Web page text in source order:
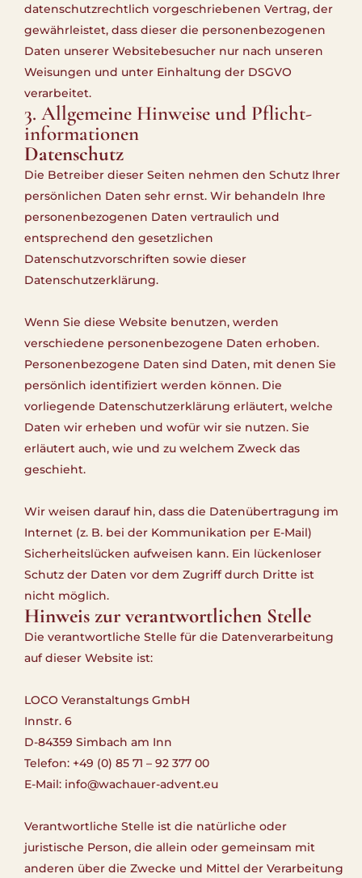
datenschutzrechtlich vorgeschriebenen Vertrag, der
gewährleistet, dass dieser die personenbezogenen
Daten unserer Websitebesucher nur nach unseren
Weisungen und unter Einhaltung der DSGVO
verarbeitet.
3. Allgemeine Hinweise und Pflicht­
informationen
Datenschutz
Die Betreiber dieser Seiten nehmen den Schutz Ihrer
persönlichen Daten sehr ernst. Wir behandeln Ihre
personenbezogenen Daten vertraulich und
entsprechend den gesetzlichen
Datenschutzvorschriften sowie dieser
Datenschutzerklärung.
Wenn Sie diese Website benutzen, werden
verschiedene personenbezogene Daten erhoben.
Personenbezogene Daten sind Daten, mit denen Sie
persönlich identifiziert werden können. Die
vorliegende Datenschutzerklärung erläutert, welche
Daten wir erheben und wofür wir sie nutzen. Sie
erläutert auch, wie und zu welchem Zweck das
geschieht.
Wir weisen darauf hin, dass die Datenübertragung im
Internet (z. B. bei der Kommunikation per E-Mail)
Sicherheitslücken aufweisen kann. Ein lückenloser
Schutz der Daten vor dem Zugriff durch Dritte ist
nicht möglich.
Hinweis zur verantwortlichen Stelle
Die verantwortliche Stelle für die Datenverarbeitung
auf dieser Website ist:
LOCO Veranstaltungs GmbH
Innstr. 6
D-84359 Simbach am Inn
Telefon: +49 (0) 85 71 – 92 377 00
E-Mail: info@wachauer-advent.eu
Verantwortliche Stelle ist die natürliche oder
juristische Person, die allein oder gemeinsam mit
anderen über die Zwecke und Mittel der Verarbeitung